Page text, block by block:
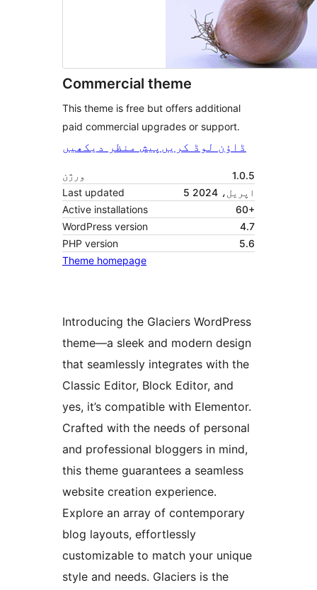
Commercial theme
This theme is free but offers additional
paid commercial upgrades or support.
پیش منظر دیکھیں ڈاؤن لوڈ کریں
ورژن
1.0.5
Last updated
5 اپریل، 2024
Active installations
60+
WordPress version
4.7
PHP version
5.6
Theme homepage
Introducing the Glaciers WordPress
theme—a sleek and modern design
that seamlessly integrates with the
Classic Editor, Block Editor, and
yes, it’s compatible with Elementor.
Crafted with the needs of personal
and professional bloggers in mind,
this theme guarantees a seamless
website creation experience.
Explore an array of contemporary
blog layouts, effortlessly
customizable to match your unique
style and needs. Glaciers is the